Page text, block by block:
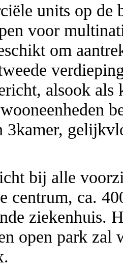
units op de
voor
om
alsook
3kamer,
bij alle
centrum, ca.
ziekenhuis.
open park zal